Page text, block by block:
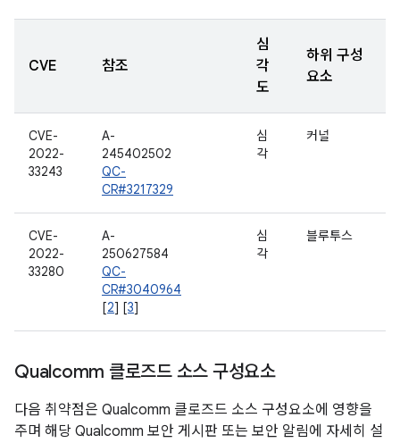
CVE 참조
심
각
도
하위 구성
요소
CVE-
2022-
33243
A-
245402502
QC-
CR#3217329
심
각
커널
CVE-
2022-
33280
A-
250627584
QC-
CR#3040964
[2] [3]
심
각
블루투스
Qualcomm 클로즈드 소스 구성요소
다음 취약점은 Qualcomm 클로즈드 소스 구성요소에 영향을
주며 해당 Qualcomm 보안 게시판 또는 보안 알림에 자세히 설